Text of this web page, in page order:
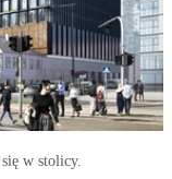
w stolicy.